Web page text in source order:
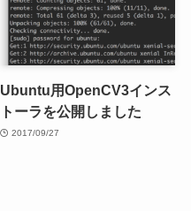
Ubuntu用OpenCV3インス
トーラを公開しました
2017/09/27